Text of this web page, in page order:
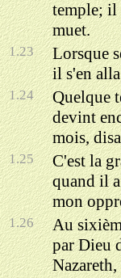
temple; il
muet.
1.23
Lorsque
il s'en
1.24
Quelque
devint
mois,
1.25
C'est la
quand il
mon
1.26
Au
par Dieu
Nazareth,